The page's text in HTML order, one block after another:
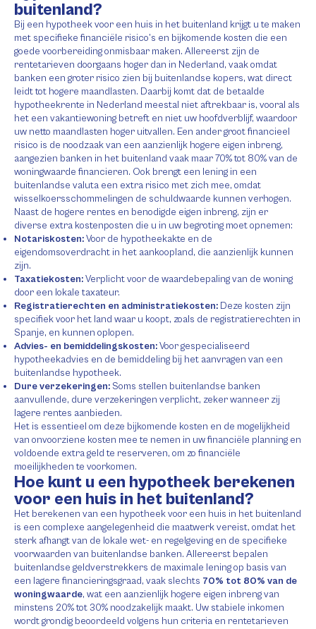
buitenland?
Bij een hypotheek voor een huis in het buitenland krijgt u te maken
met specifieke financiële risico’s en bijkomende kosten die een
goede voorbereiding onmisbaar maken. Allereerst zijn de
rentetarieven doorgaans hoger dan in Nederland, vaak omdat
banken een groter risico zien bij buitenlandse kopers, wat direct
leidt tot hogere maandlasten. Daarbij komt dat de betaalde
hypotheekrente in Nederland meestal niet aftrekbaar is, vooral als
het een vakantiewoning betreft en niet uw hoofdverblijf, waardoor
uw netto maandlasten hoger uitvallen. Een ander groot financieel
risico is de noodzaak van een aanzienlijk hogere eigen inbreng,
aangezien banken in het buitenland vaak maar 70% tot 80% van de
woningwaarde financieren. Ook brengt een lening in een
buitenlandse valuta een extra risico met zich mee, omdat
wisselkoersschommelingen de schuldwaarde kunnen verhogen.
Naast de hogere rentes en benodigde eigen inbreng, zijn er
diverse extra kostenposten die u in uw begroting moet opnemen:
Notariskosten:Voor de hypotheekakte en de
eigendomsoverdracht in het aankoopland, die aanzienlijk kunnen
zijn.
Taxatiekosten:Verplicht voor de waardebepaling van de woning
door een lokale taxateur.
Registratierechten en administratiekosten: Deze kosten zijn
specifiek voor het land waar u koopt, zoals de registratierechten in
Spanje, en kunnen oplopen.
Advies- en bemiddelingskosten:Voor gespecialiseerd
hypotheekadvies en de bemiddeling bij het aanvragen van een
buitenlandse hypotheek.
Dure verzekeringen: Soms stellen buitenlandse banken
aanvullende, dure verzekeringen verplicht, zeker wanneer zij
lagere rentes aanbieden.
Het is essentieel om deze bijkomende kosten en de mogelijkheid
van onvoorziene kosten mee te nemen in uw financiële planning en
voldoende extra geld te reserveren, om zo financiële
moeilijkheden te voorkomen.
Hoe kunt u een hypotheek berekenen
voor een huis in het buitenland?
Het berekenen van een hypotheek voor een huis in het buitenland
is een complexe aangelegenheid die maatwerk vereist, omdat het
sterk afhangt van de lokale wet- en regelgeving en de specifieke
voorwaarden van buitenlandse banken. Allereerst bepalen
buitenlandse geldverstrekkers de maximale lening op basis van
een lagere financieringsgraad, vaak slechts 70% tot 80% van de
woningwaarde, wat een aanzienlijk hogere eigen inbreng van
minstens 20% tot 30% noodzakelijk maakt. Uw stabiele inkomen
wordt grondig beoordeeld volgens hun criteria en rentetarieven